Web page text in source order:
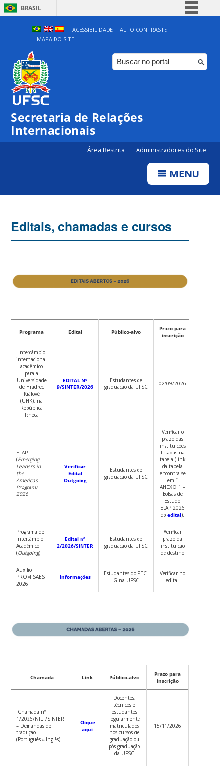
BRASIL
Simplifique!
Comunica BR
Participe
ACESSIBILIDADE
ALTO CONTRASTE
MAPA DO SITE
Secretaria de Relações
Internacionais
Área Restrita Administradores do Site
MENU
Editais, chamadas e cursos
Programa Edital Público-alvo
Prazo para
inscrição
Intercâmbio
internacional
acadêmico
para a
Universidade
de Hradrec
Králové
(UHK), na
República
Tcheca
EDITAL Nº
9/SINTER/2026
Estudantes de
graduação da UFSC
02/09/2026
ELAP
(Emerging
Leaders in
the
Americas
Program)
2026
Verificar
Edital
Outgoing
Estudantes de
graduação da UFSC
Verificar o
prazo das
instituições
listadas na
tabela (link
da tabela
encontra-se
em ”
ANEXO 1 –
Bolsas de
Estudo
ELAP 2026
doedital).
Programa de
Intercâmbio
Acadêmico
(Outgoing)
Edital nº
2/2026/SINTER
Estudantes de
graduação da UFSC
Verificar
prazo da
instituição
de destino
Auxílio
PROMISAES
2026
Informações
Estudantes do PEC-
G na UFSC
Verificar no
edital
Chamada Link Público-alvo
Prazo para
inscrição
Chamada nº
1/2026/NILT/SINTER
– Demandas de
tradução
(Português⇔Inglês)
Clique
aqui
Docentes,
técnicos e
estudantes
regularmente
matriculados
nos cursos de
graduação ou
pós-graduação
da UFSC
15/11/2026